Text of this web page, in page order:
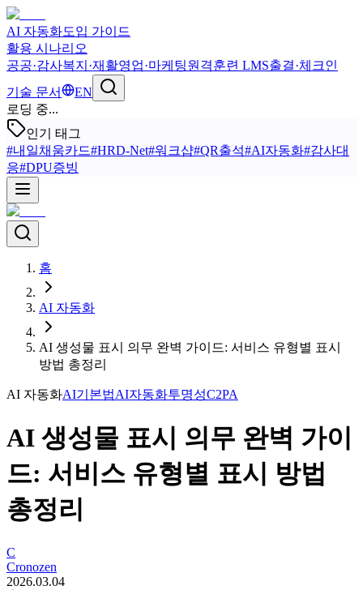
AI 자동화도입 가이드
활용 시나리오
공공·감사복지·재활영업·마케팅원격훈련 LMS출결·체크인
기술 문서
EN
로딩 중...
인기 태그
#내일채움카드#HRD-Net#워크샵#QR출석#AI자동화#감사대
응#DPU증빙
홈
AI 자동화
AI 생성물 표시 의무 완벽 가이드: 서비스 유형별 표시
방법 총정리
AI 자동화AI기본법AI자동화투명성C2PA
AI 생성물 표시 의무 완벽 가이
드: 서비스 유형별 표시 방법
총정리
C
Cronozen
2026.03.04